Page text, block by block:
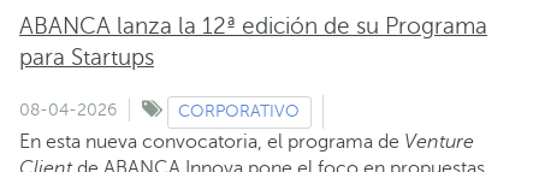
ABANCA lanza la 12ª edición de su Programa
para Startups
08-04-2026 CORPORATIVO
En esta nueva convocatoria, el programa de Venture